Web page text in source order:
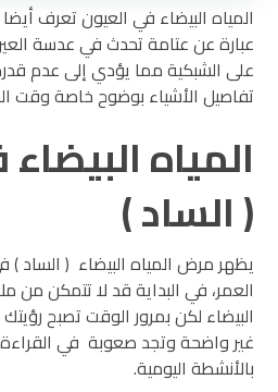
المياه البيضاء في العيون تعرف
عبارة عن عتامة تحدث في عدسة
على الشبكية مما يؤدي إلى عدم
تفاصيل الأشياء بوضوح خاصة وقت
المياه
( الساد )
يظهر مرض المياه البيضاء ( الساد )
العمر، في البداية قد لا تتمكن من
البيضاء لكن بمرور الوقت تصبح رؤيتك
غير واضحة وتجد صعوبة في
بالأنشطة اليومية.